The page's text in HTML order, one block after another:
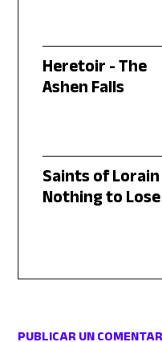
Heretoir - The
Ashen Falls
Saints of
Nothing to Lose